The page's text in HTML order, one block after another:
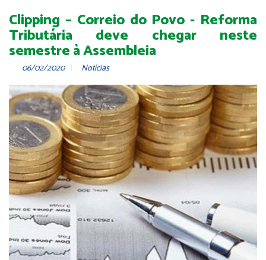
Clipping – Correio do Povo - Reforma
Tributária deve chegar neste
semestre à Assembleia
06/02/2020 Notícias